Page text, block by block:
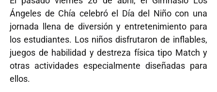
Ángeles de Chía celebró el Día del Niño con una
jornada llena de diversión y entretenimiento para
los estudiantes. Los niños disfrutaron de inflables,
juegos de habilidad y destreza física tipo Match y
otras actividades especialmente diseñadas para
ellos.